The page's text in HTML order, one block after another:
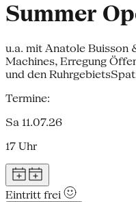
Summer
u.a. mit Anatole Buisson
Machines, Erregung
und den
Termine:
Sa 11.07.26
17 Uhr
Eintritt frei